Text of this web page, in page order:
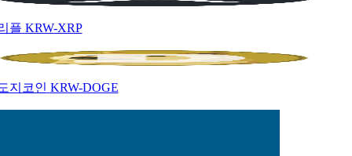
플 KRW-XRP
지코인 KRW-DOGE